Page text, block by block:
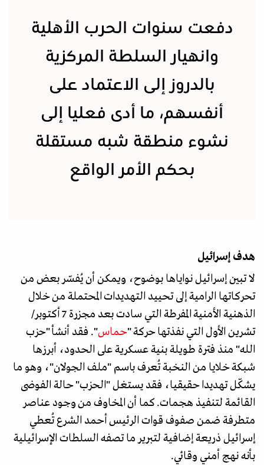
دفعت سنوات الحرب الأهلية
وانهيار السلطة المركزية
بالدروز إلى الاعتماد على
أنفسهم، ما أدى فعليا إلى
نشوء منطقة شبه مستقلة
بحكم الأمر الواقع
هدف إسرائيل
لا تبين إسرائيل نواياها بوضوح، ويمكن أن يُفسّر بعض من
تحركاتها الرامية إلى تحييد التهديدات المحتملة من خلال
الذهنية الأمنية المفرطة التي سادت بعد مجزرة 7 أكتوبر/
تشرين الأول التي نفذتها حركة "حماس". فقد أنشأ "حزب
الله" منذ فترة طويلة بنية عسكرية على الحدود، أبرزها
شبكة خلايا من النخبة تُعرف باسم "ملف الجولان"، وهو ما
يشكّل تهديدا حقيقيا، فقد يستغل "الحزب" حالة الفوضى
القائمة لتنفيذ هجمات. كما أن المخاوف من وجود عناصر
متطرفة ضمن صفوف قوات الرئيس أحمد الشرع تُعطي
إسرائيل ذريعة إضافية لتبرير ما تصفه السلطات الإسرائيلية
بأنه نهج أمني وقائي.